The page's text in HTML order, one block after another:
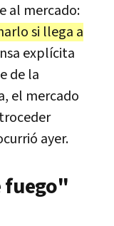
al mercado:
si llega a
explícita
de la
el mercado
ayer.
fuego"